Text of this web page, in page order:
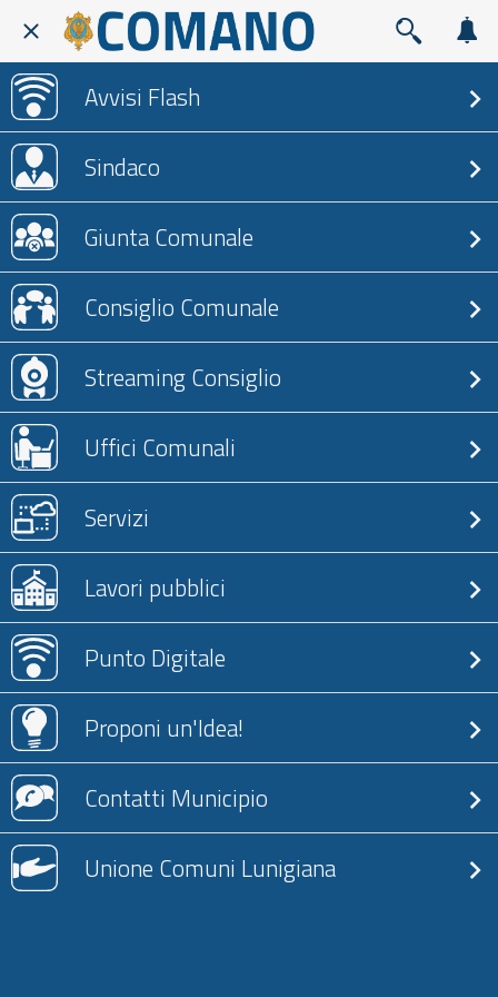
Avvisi Flash
Sindaco
Giunta Comunale
Consiglio Comunale
Streaming Consiglio
Uffici Comunali
Servizi
Lavori pubblici
Punto Digitale
Proponi un'Idea!
Contatti Municipio
Unione Comuni Lunigiana